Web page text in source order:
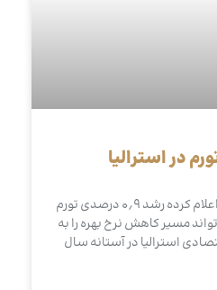
در استرالیا
بانک مرکزی استرالیا (RBA) اعلام کرده رشد ۰٫۹ درصدی تورم
مسیر کاهش نرخ بهره را به
استرالیا در آستانه سال